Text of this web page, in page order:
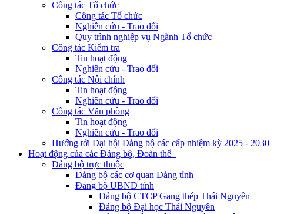
Công tác Tổ chức
Công tác Tổ chức
Nghiên cứu - Trao đổi
Quy trình nghiệp vụ Ngành Tổ chức
Công tác Kiểm tra
Tin hoạt động
Nghiên cứu - Trao đổi
Công tác Nội chính
Tin hoạt động
Nghiên cứu - Trao đổi
Công tác Văn phòng
Tin hoạt động
Nghiên cứu - Trao đổi
Hướng tới Đại hội Đảng bộ các cấp nhiệm kỳ 2025 - 2030
Hoạt động của các Đảng bộ, Đoàn thể
Đảng bộ trực thuộc
Đảng bộ các cơ quan Đảng tỉnh
Đảng bộ UBND tỉnh
Đảng bộ CTCP Gang thép Thái Nguyên
Đảng bộ Đại học Thái Nguyên